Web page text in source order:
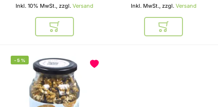
Inkl. 10% MwSt., zzgl. Versand
In den Warenkorb
Inkl. MwSt., zzgl. Versand
In den
-5 %